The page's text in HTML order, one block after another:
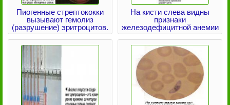
Пиогенные стрептококки
вызывают гемолиз
(разрушение) эритроцитов.
На кисти слева видны
признаки
железодефицитной анемии